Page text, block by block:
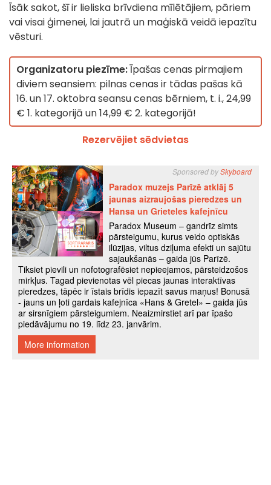
Īsāk sakot, šī ir lieliska brīvdiena mīlētājiem, pāriem
vai visai ģimenei, lai jautrā un maģiskā veidā iepazītu
vēsturi.
Organizatoru piezīme:Īpašas cenas pirmajiem
diviem seansiem: pilnas cenas ir tādas pašas kā
16. un 17. oktobra seansu cenas bērniem, t. i., 24,99
€ 1. kategorijā un 14,99 € 2. kategorijā!
Rezervējiet sēdvietas